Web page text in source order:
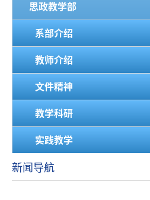
思政教学部
系部介绍
教师介绍
文件精神
教学科研
实践教学
新闻导航